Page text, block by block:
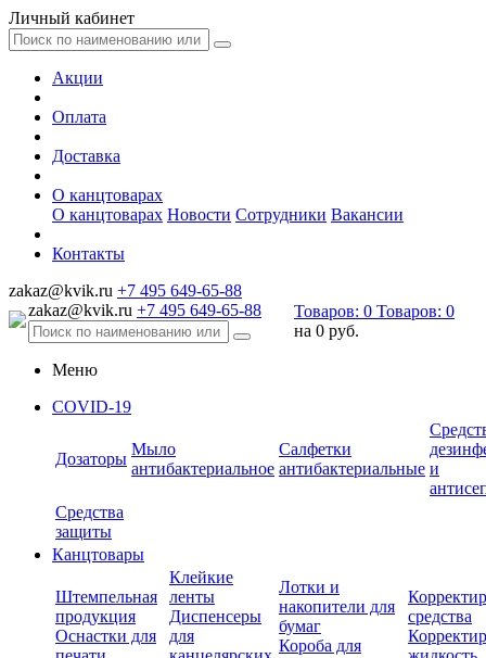
Личный кабинет
Акции
Оплата
Доставка
О канцтоварах
О канцтоварах Новости Сотрудники Вакансии
Контакты
zakaz@kvik.ru +7 495 649-65-88
zakaz@kvik.ru +7 495 649-65-88 Товаров: 0 Товаров: 0
на 0 руб.
Меню
COVID-19
Дозаторы
Мыло
антибактериальное
Салфетки
антибактериальные и
Средства
защиты
Канцтовары
Штемпельная
продукция
Оснастки для
Клейкие
ленты
Диспенсеры
для
Лотки и
накопители для
бумаг
Короба для
средства